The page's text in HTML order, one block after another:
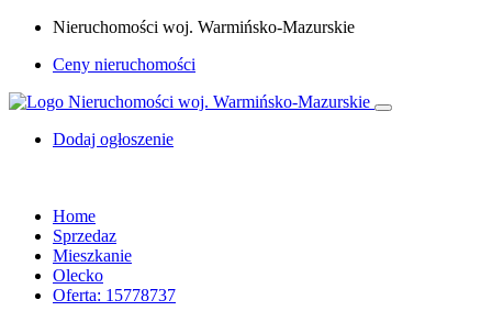
Nieruchomości woj. Warmińsko-Mazurskie
Ceny nieruchomości
Dodaj ogłoszenie
Home
Sprzedaz
Mieszkanie
Olecko
Oferta: 15778737